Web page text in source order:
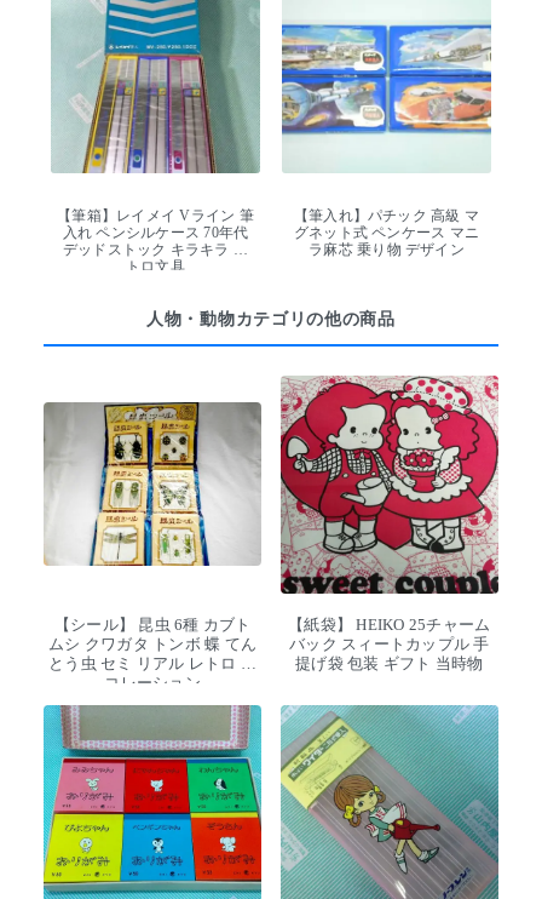
【筆箱】レイメイ Vライン 筆
入れ ペンシルケース 70年代
デッドストック キラキラ レ
トロ文具
【筆入れ】パチック 高級 マ
グネット式 ペンケース マニ
ラ麻芯 乗り物 デザイン
人物・動物カテゴリの他の商品
【シール】 昆虫 6種 カブト
ムシ クワガタ トンボ 蝶 てん
とう虫 セミ リアル レトロ デ
コレーション
【紙袋】 HEIKO 25チャーム
バック スィートカップル 手
提げ袋 包装 ギフト 当時物